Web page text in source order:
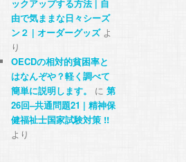
ックアップする方法 | 自
由で気ままな日々シーズ
ン２ | オーダーグッズよ
り
OECDの相対的貧困率と
はなんぞや？軽く調べて
簡単に説明します。
に第
26回–共通問題21 | 精神保
健福祉士国家試験対策 !!
より